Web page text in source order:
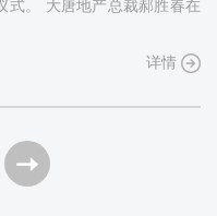
式。 大唐地产总裁郝胜春在
详情